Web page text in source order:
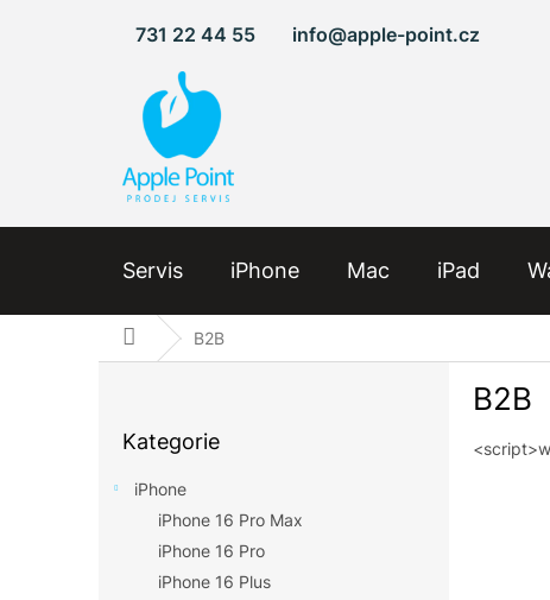
731 22 44 55 info@apple-point.cz
Servis iPhone Mac iPad
Domů B2B
kategorie
Kategorie
iPhone
iPhone 16 Pro Max
iPhone 16 Pro
iPhone 16 Plus
B2B